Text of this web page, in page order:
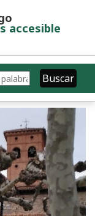
accesible
Buscar